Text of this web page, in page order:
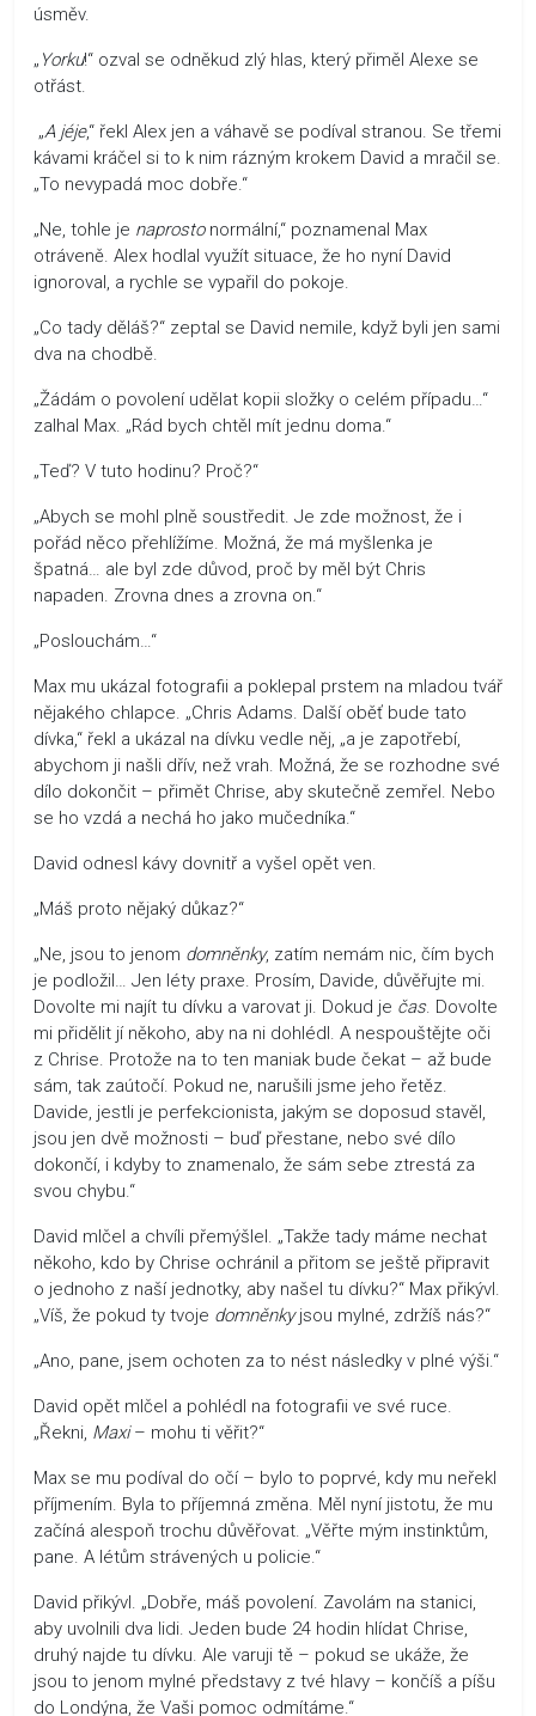
úsměv.
„ Yorku!“ ozval se odněkud zlý hlas, který přiměl Alexe se
otřást.
„A jéje,“ řekl Alex jen a váhavě se podíval stranou. Se třemi
kávami kráčel si to k nim rázným krokem David a mračil se.
„To nevypadá moc dobře.“
„Ne, tohle je naprosto normální,“ poznamenal Max
otráveně. Alex hodlal využít situace, že ho nyní David
ignoroval, a rychle se vypařil do pokoje.
„Co tady děláš?“ zeptal se David nemile, když byli jen sami
dva na chodbě.
„Žádám o povolení udělat kopii složky o celém případu…“
zalhal Max. „Rád bych chtěl mít jednu doma.“
„Teď? V tuto hodinu? Proč?“
„Abych se mohl plně soustředit. Je zde možnost, že i
pořád něco přehlížíme. Možná, že má myšlenka je
špatná… ale byl zde důvod, proč by měl být Chris
napaden. Zrovna dnes a zrovna on.“
„Poslouchám…“
Max mu ukázal fotografii a poklepal prstem na mladou tvář
nějakého chlapce. „Chris Adams. Další oběť bude tato
dívka,“ řekl a ukázal na dívku vedle něj, „a je zapotřebí,
abychom ji našli dřív, než vrah. Možná, že se rozhodne své
dílo dokončit – přimět Chrise, aby skutečně zemřel. Nebo
se ho vzdá a nechá ho jako mučedníka.“
David odnesl kávy dovnitř a vyšel opět ven.
„Máš proto nějaký důkaz?“
„Ne, jsou to jenom domněnky, zatím nemám nic, čím bych
je podložil… Jen léty praxe. Prosím, Davide, důvěřujte mi.
Dovolte mi najít tu dívku a varovat ji. Dokud je čas. Dovolte
mi přidělit jí někoho, aby na ni dohlédl. A nespouštějte oči
z Chrise. Protože na to ten maniak bude čekat – až bude
sám, tak zaútočí. Pokud ne, narušili jsme jeho řetěz.
Davide, jestli je perfekcionista, jakým se doposud stavěl,
jsou jen dvě možnosti – buď přestane, nebo své dílo
dokončí, i kdyby to znamenalo, že sám sebe ztrestá za
svou chybu.“
David mlčel a chvíli přemýšlel. „Takže tady máme nechat
někoho, kdo by Chrise ochránil a přitom se ještě připravit
o jednoho z naší jednotky, aby našel tu dívku?“ Max přikývl.
„Víš, že pokud ty tvoje domněnkyjsou mylné, zdržíš nás?“
„Ano, pane, jsem ochoten za to nést následky v plné výši.“
David opět mlčel a pohlédl na fotografii ve své ruce.
„Řekni, Maxi– mohu ti věřit?“
Max se mu podíval do očí – bylo to poprvé, kdy mu neřekl
příjmením. Byla to příjemná změna. Měl nyní jistotu, že mu
začíná alespoň trochu důvěřovat. „Věřte mým instinktům,
pane. A létům strávených u policie.“
David přikývl. „Dobře, máš povolení. Zavolám na stanici,
aby uvolnili dva lidi. Jeden bude 24 hodin hlídat Chrise,
druhý najde tu dívku. Ale varuji tě – pokud se ukáže, že
jsou to jenom mylné představy z tvé hlavy – končíš a píšu
do Londýna, že Vaši pomoc odmítáme.“